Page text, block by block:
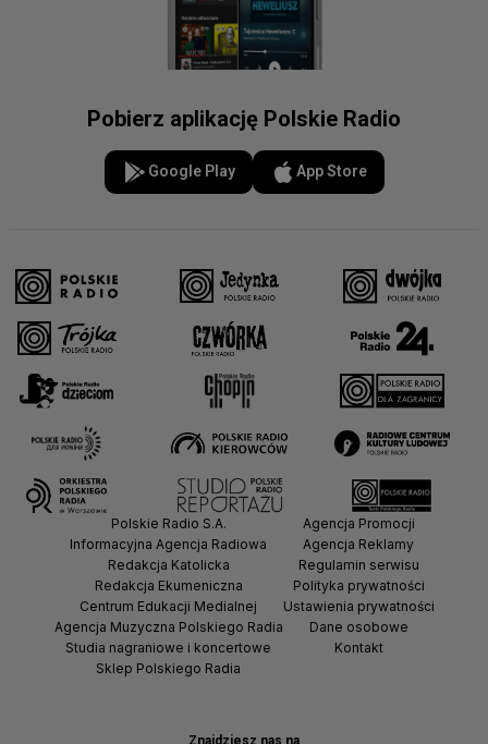
Pobierz aplikację Polskie Radio
Google Play App Store
Znajdziesz nas na
Polskie Radio S.A.
Informacyjna Agencja Radiowa
Redakcja Katolicka
Redakcja Ekumeniczna
Centrum Edukacji Medialnej
Agencja Muzyczna Polskiego Radia
Studia nagraniowe i koncertowe
Sklep Polskiego Radia
Agencja Promocji
Agencja Reklamy
Regulamin serwisu
Polityka prywatności
Ustawienia prywatności
Dane osobowe
Kontakt